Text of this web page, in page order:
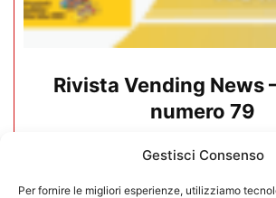
Gestisci Consenso
Per fornire le migliori esperienze, utilizziamo
Rivista Vending News
numero 79
16/12/2025